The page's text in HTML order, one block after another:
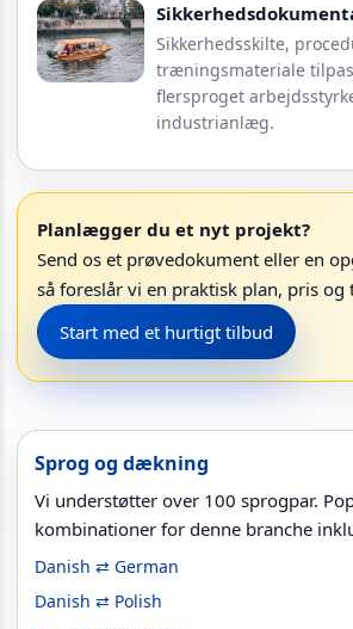
Sikkerhedsskilte,
træningsmateriale
flersproget
industrianlæg.
Planlægger du et nyt projekt?
Send os et prøvedokument eller en
så foreslår vi en praktisk plan, pris og
Start med et hurtigt tilbud
Sprog og dækning
Vi understøtter over 100 sprogpar.
kombinationer for denne branche
Danish ⇄ German
Danish ⇄ Polish